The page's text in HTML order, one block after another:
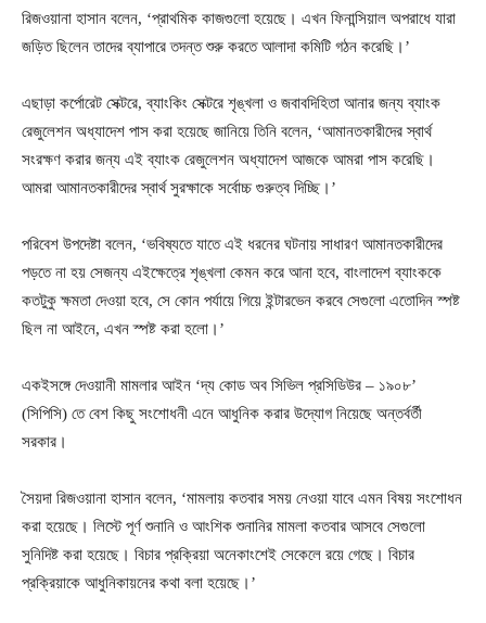
রিজওয়ানা হাসান বলেন, ‘প্রাথমিক কাজগুলো হয়েছে। এখন ফিনান্সিয়াল অপরাধে যারা
জড়িত ছিলেন তাদের ব্যাপারে তদন্ত শুরু করতে আলাদা কমিটি গঠন করেছি।’
এছাড়া কর্পোরেট সেক্টরে, ব্যাংকিং সেক্টরে শৃঙ্খলা ও জবাবদিহিতা আনার জন্য ব্যাংক
রেজুলেশন অধ্যাদেশ পাস করা হয়েছে জানিয়ে তিনি বলেন, ‘আমানতকারীদের স্বার্থ
সংরক্ষণ করার জন্য এই ব্যাংক রেজুলেশন অধ্যাদেশ আজকে আমরা পাস করেছি।
আমরা আমানতকারীদের স্বার্থ সুরক্ষাকে সর্বোচ্চ গুরুত্ব দিচ্ছি।’
পরিবেশ উপদেষ্টা বলেন, ‘ভবিষ্যতে যাতে এই ধরনের ঘটনায় সাধারণ আমানতকারীদের
পড়তে না হয় সেজন্য এইক্ষেত্রে শৃঙ্খলা কেমন করে আনা হবে, বাংলাদেশ ব্যাংককে
কতটুকু ক্ষমতা দেওয়া হবে, সে কোন পর্যায়ে গিয়ে ইন্টারভেন করবে সেগুলো এতোদিন স্পষ্ট
ছিল না আইনে, এখন স্পষ্ট করা হলো।’
একইসঙ্গে দেওয়ানী মামলার আইন ‘দ্য কোড অব সিভিল প্রসিডিউর – ১৯০৮’
(সিপিসি) তে বেশ কিছু সংশোধনী এনে আধুনিক করার উদ্যোগ নিয়েছে অন্তর্বর্তী
সরকার।
সৈয়দা রিজওয়ানা হাসান বলেন, ‘মামলায় কতবার সময় নেওয়া যাবে এমন বিষয় সংশোধন
করা হয়েছে। লিস্টে পূর্ণ শুনানি ও আংশিক শুনানির মামলা কতবার আসবে সেগুলো
সুনিদিষ্ট করা হয়েছে। বিচার প্রক্রিয়া অনেকাংশেই সেকেলে রয়ে গেছে। বিচার
প্রক্রিয়াকে আধুনিকায়নের কথা বলা হয়েছে।’